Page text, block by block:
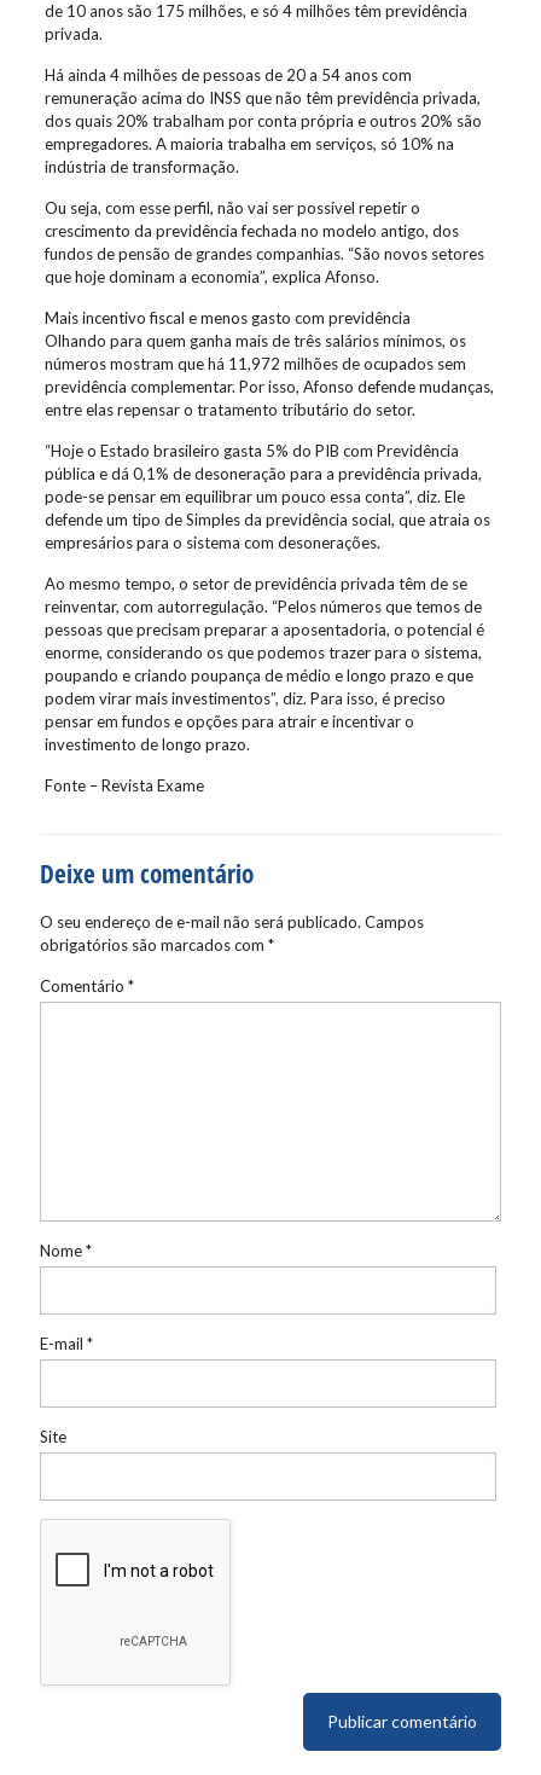
de 10 anos são 175 milhões, e só 4 milhões têm previdência
privada.
Há ainda 4 milhões de pessoas de 20 a 54 anos com
remuneração acima do INSS que não têm previdência privada,
dos quais 20% trabalham por conta própria e outros 20% são
empregadores. A maioria trabalha em serviços, só 10% na
indústria de transformação.
Ou seja, com esse perfil, não vai ser possível repetir o
crescimento da previdência fechada no modelo antigo, dos
fundos de pensão de grandes companhias. “São novos setores
que hoje dominam a economia”, explica Afonso.
Mais incentivo fiscal e menos gasto com previdência
Olhando para quem ganha mais de três salários mínimos, os
números mostram que há 11,972 milhões de ocupados sem
previdência complementar. Por isso, Afonso defende mudanças,
entre elas repensar o tratamento tributário do setor.
“Hoje o Estado brasileiro gasta 5% do PIB com Previdência
pública e dá 0,1% de desoneração para a previdência privada,
pode-se pensar em equilibrar um pouco essa conta”, diz. Ele
defende um tipo de Simples da previdência social, que atraia os
empresários para o sistema com desonerações.
Ao mesmo tempo, o setor de previdência privada têm de se
reinventar, com autorregulação. “Pelos números que temos de
pessoas que precisam preparar a aposentadoria, o potencial é
enorme, considerando os que podemos trazer para o sistema,
poupando e criando poupança de médio e longo prazo e que
podem virar mais investimentos”, diz. Para isso, é preciso
pensar em fundos e opções para atrair e incentivar o
investimento de longo prazo.
Fonte – Revista Exame
Deixe um comentário
O seu endereço de e-mail não será publicado. Campos
obrigatórios são marcados com *
Comentário *
Nome*
E-mail *
Site